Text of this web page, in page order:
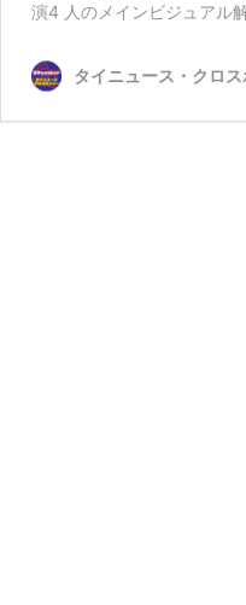
演4 人のメインビジュアル
タイニュース・クロ